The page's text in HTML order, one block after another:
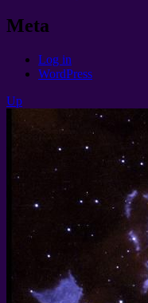
Meta
Log in
WordPress
Up